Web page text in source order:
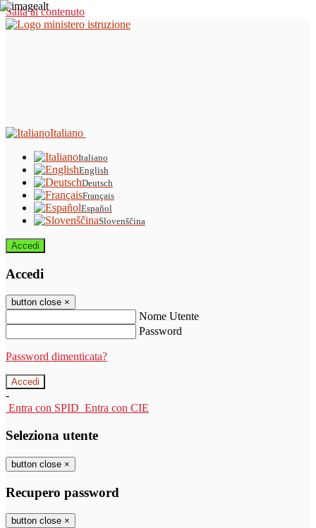
Salta al contenuto
Italiano
Italiano
English
Deutsch
Français
Español
Slovenščina
Accedi
Accedi
button close ×
Nome Utente
Password
Password dimenticata?
-
Entra con SPID Entra con CIE
Seleziona utente
button close ×
Recupero password
button close ×